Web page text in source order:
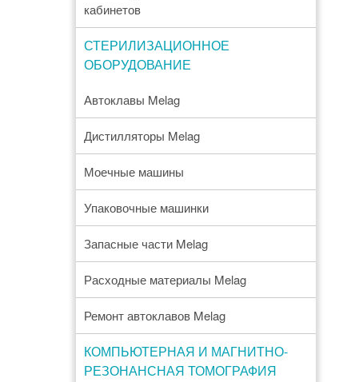
кабинетов
СТЕРИЛИЗАЦИОННОЕ
ОБОРУДОВАНИЕ
Автоклавы Melag
Дистилляторы Melag
Моечные машины
Упаковочные машинки
Запасные части Melag
Расходные материалы Melag
Ремонт автоклавов Melag
КОМПЬЮТЕРНАЯ И МАГНИТНО-
РЕЗОНАНСНАЯ ТОМОГРАФИЯ